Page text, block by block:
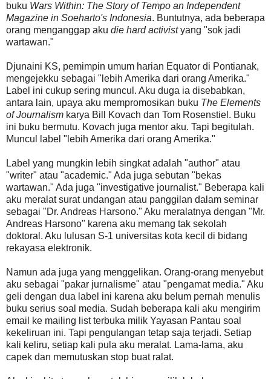
buku Wars Within: The Story of Tempo an Independent
Magazine in Soeharto's Indonesia. Buntutnya, ada beberapa
orang menganggap aku die hard activistyang "sok jadi
wartawan."
Djunaini KS, pemimpin umum harian Equator di Pontianak,
mengejekku sebagai "lebih Amerika dari orang Amerika."
Label ini cukup sering muncul. Aku duga ia disebabkan,
antara lain, upaya aku mempromosikan buku The Elements
of Journalism karya Bill Kovach dan Tom Rosenstiel. Buku
ini buku bermutu. Kovach juga mentor aku. Tapi begitulah.
Muncul label "lebih Amerika dari orang Amerika."
Label yang mungkin lebih singkat adalah "author" atau
"writer" atau "academic." Ada juga sebutan "bekas
wartawan." Ada juga "investigative journalist." Beberapa kali
aku meralat surat undangan atau panggilan dalam seminar
sebagai "Dr. Andreas Harsono." Aku meralatnya dengan "Mr.
Andreas Harsono" karena aku memang tak sekolah
doktoral. Aku lulusan S-1 universitas kota kecil di bidang
rekayasa elektronik.
Namun ada juga yang menggelikan. Orang-orang menyebut
aku sebagai "pakar jurnalisme" atau "pengamat media." Aku
geli dengan dua label ini karena aku belum pernah menulis
buku serius soal media. Sudah beberapa kali aku mengirim
email ke mailing list terbuka milik Yayasan Pantau soal
kekeliruan ini. Tapi pengulangan tetap saja terjadi. Setiap
kali keliru, setiap kali pula aku meralat. Lama-lama, aku
capek dan memutuskan stop buat ralat.